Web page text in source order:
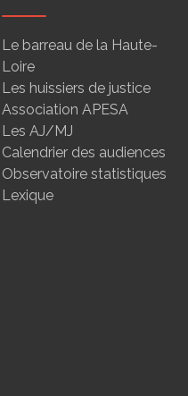
Le barreau de la Haute-
Loire
Les huissiers de justice
Association APESA
Les AJ/MJ
Calendrier des audiences
Observatoire statistiques
Lexique